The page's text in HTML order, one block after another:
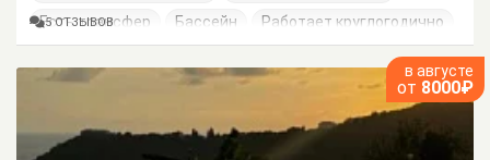
Есть трансфер
Бассейн Работает круглогодично
5 ОТЗЫВОВ
в августе
от 8000₽